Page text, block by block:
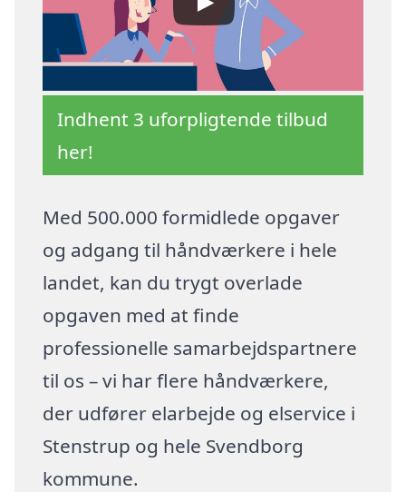
Indhent 3 uforpligtende tilbud
her!
Med 500.000 formidlede opgaver
og adgang til håndværkere i hele
landet, kan du trygt overlade
opgaven med at finde
professionelle samarbejdspartnere
til os – vi har flere håndværkere,
der udfører elarbejde og elservice i
Stenstrup og hele Svendborg
kommune.